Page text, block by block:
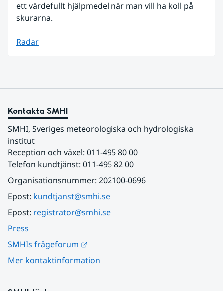
ett värdefullt hjälpmedel när man vill ha koll på
skurarna.
Radar
Kontakta SMHI
SMHI, Sveriges meteorologiska och hydrologiska
institut
Reception och växel: 011-495 80 00
Telefon kundtjänst: 011-495 82 00
Organisationsnummer: 202100-0696
Epost: kundtjanst@smhi.se
Epost: registrator@smhi.se
Press
SMHIs frågeforum
Mer kontaktinformation